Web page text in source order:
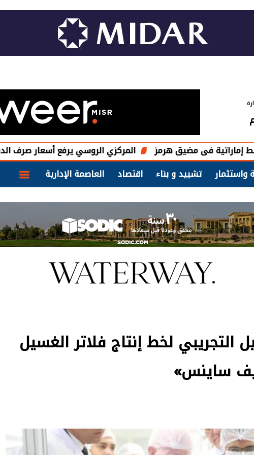
المركزي الروسي يرفع أسعار صرف الدولار
فى مضيق هرمز
واستثمار تشييد و بناء اقتصاد العاصمة الإدارية
لخط إنتاج فلاتر الغسيل
ساينس»